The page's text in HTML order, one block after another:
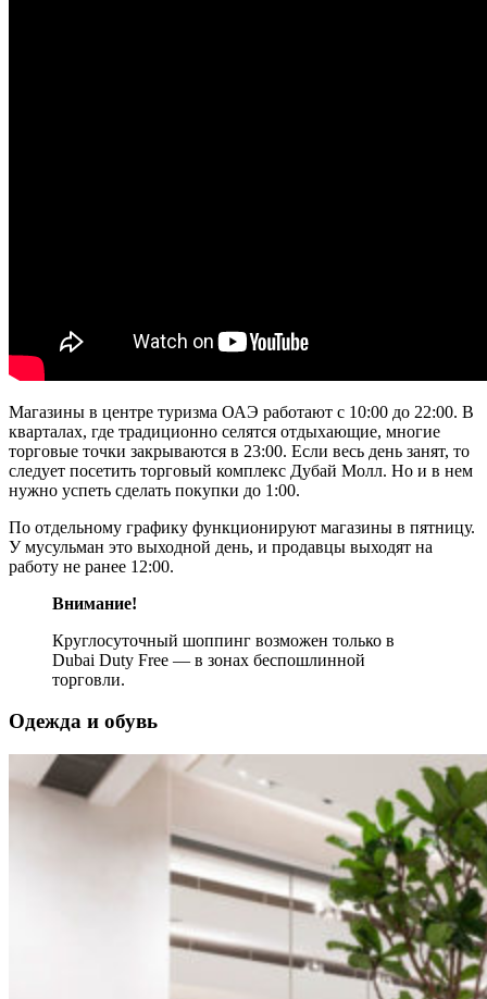
Магазины в центре туризма ОАЭ работают с 10:00 до 22:00. В
кварталах, где традиционно селятся отдыхающие, многие
торговые точки закрываются в 23:00. Если весь день занят, то
следует посетить торговый комплекс Дубай Молл. Но и в нем
нужно успеть сделать покупки до 1:00.
По отдельному графику функционируют магазины в пятницу.
У мусульман это выходной день, и продавцы выходят на
работу не ранее 12:00.
Внимание!
Круглосуточный шоппинг возможен только в
Dubai Duty Free — в зонах беспошлинной
торговли.
Одежда и обувь